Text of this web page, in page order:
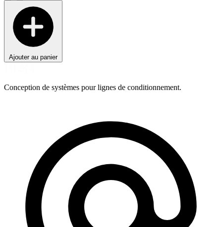
Ajouter au panier
Conception de systèmes pour lignes de conditionnement.